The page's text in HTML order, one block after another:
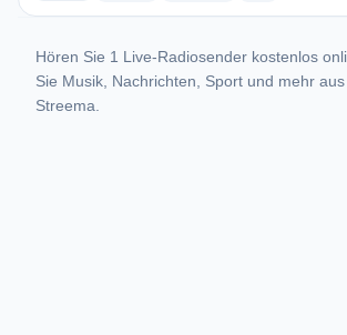
Hören Sie 1 Live-Radiosender kostenlos
Sie Musik, Nachrichten, Sport und mehr
Streema.